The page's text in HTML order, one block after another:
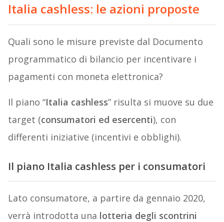
Italia cashless: le azioni proposte
Quali sono le misure previste dal Documento
programmatico di bilancio per incentivare i
pagamenti con moneta elettronica?
Il piano “Italia cashless” risulta si muove su due
target (consumatori ed esercenti), con
differenti iniziative (incentivi e obblighi).
Il piano Italia cashless per i consumatori
Lato consumatore, a partire da gennaio 2020,
verrà introdotta una lotteria degli scontrini